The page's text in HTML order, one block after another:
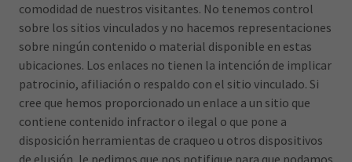
comodidad de nuestros visitantes. No tenemos control
sobre los sitios vinculados y no hacemos representaciones
sobre ningún contenido o material disponible en estas
ubicaciones. Los enlaces no tienen la intención de implicar
patrocinio, afiliación o respaldo con el sitio vinculado. Si
cree que hemos proporcionado un enlace a un sitio que
contiene contenido infractor o ilegal o que pone a
disposición herramientas de craqueo u otros dispositivos
de elusión, le pedimos que nos notifique para que podamos